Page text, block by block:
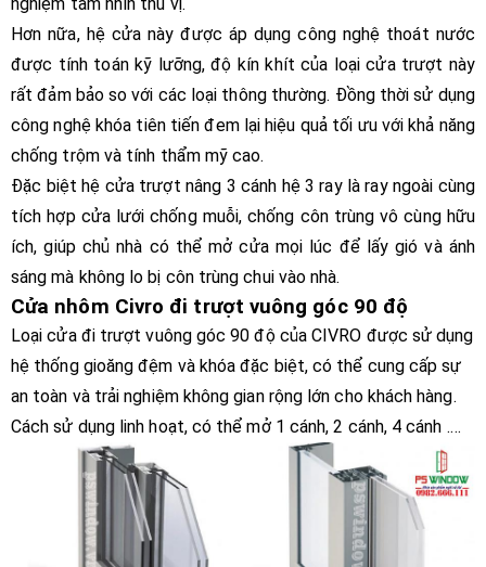
Hơn nữa, hệ cửa này được áp dụng công nghệ thoát nước
được tính toán kỹ lưỡng, độ kín khít của loại cửa trượt này
rất đảm bảo so với các loại thông thường. Đồng thời sử dụng
công nghệ khóa tiên tiến đem lại hiệu quả tối ưu với khả năng
chống trộm và tính thẩm mỹ cao.
Đặc biệt hệ cửa trượt nâng 3 cánh hệ 3 ray là ray ngoài cùng
tích hợp cửa lưới chống muỗi, chống côn trùng vô cùng hữu
ích, giúp chủ nhà có thể mở cửa mọi lúc để lấy gió và ánh
sáng mà không lo bị côn trùng chui vào nhà.
Cửa nhôm Civro đi trượt vuông góc 90 độ
Loại cửa đi trượt vuông góc 90 độ của CIVRO được sửdụng
hệ thống gioăng đệm và khóa đặc biệt, có thể cung cấp sự
an toàn và trải nghiệm không gian rộng lớn cho khách hàng.
Cách sử dụng linh hoạt, có thể mở 1 cánh, 2 cánh, 4 cánh .…